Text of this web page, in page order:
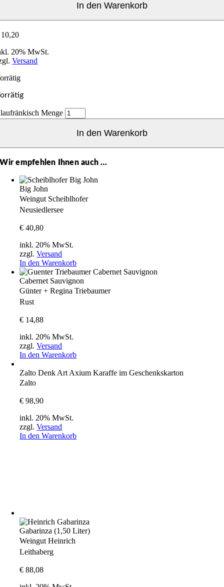
In den Warenkorb
20% MwSt.
Versand
Menge
In den Warenkorb
Wir empfehlen Ihnen auch …
Big John
Weingut Scheiblhofer
Neusiedlersee
€ 40,80
inkl. 20% MwSt.
zzgl.Versand
In den Warenkorb
Cabernet Sauvignon
Günter + Regina Triebaumer
Rust
€ 14,88
inkl. 20% MwSt.
zzgl.Versand
In den Warenkorb
Zalto Denk Art Axium Karaffe im Geschenkskarton
Zalto
€ 98,90
inkl. 20% MwSt.
zzgl.Versand
In den Warenkorb
Gabarinza (1,50 Liter)
Weingut Heinrich
Leithaberg
€ 88,08